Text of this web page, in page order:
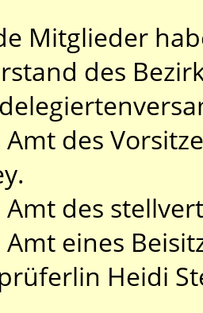
Mitglieder
des
Amt des
Amt des
Amt eines
Heidi